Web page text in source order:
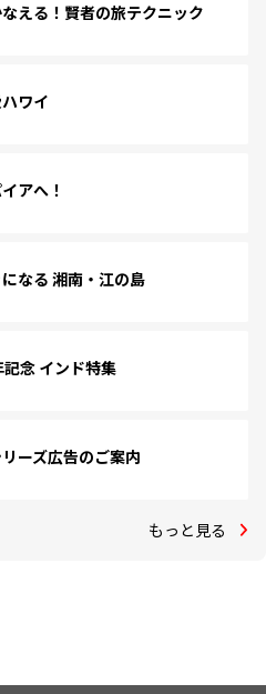
える！賢者の旅テクニック
ワイ
アへ！
なる 湘南・江の島
念 インド特集
ーズ広告のご案内
もっと見る